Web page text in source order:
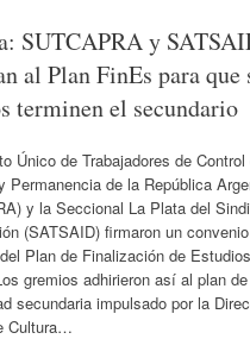
SUTCAPRA y
al Plan FinEs para que
terminen el secundario
Único de Trabajadores de Control
Permanencia de la República
y la Seccional La Plata del
(SATSAID) firmaron un
Plan de Finalización de Estudios
gremios adhirieron así al plan de
secundaria impulsado por la
Cultura…